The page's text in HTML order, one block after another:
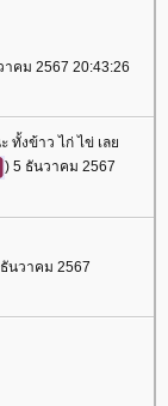
าคม 2567 20:43:26
ทั้งข้าว ไก่ ไข่ เล
) 5 ธันวาคม 2567
นวาคม 2567